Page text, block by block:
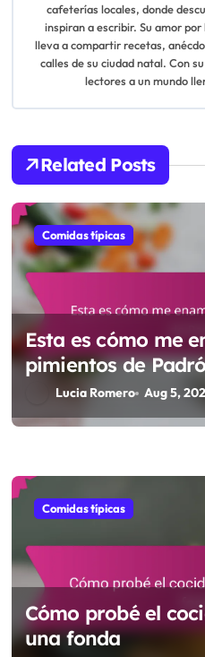
i
o
n
cafeterías locales, donde
inspiran a escribir. Su amor
lleva a compartir recetas,
calles de su ciudad natal. Con
lectores a un mundo
Related Posts
Comidas típicas
Esta es cómo me
pimientos de
Lucia Romero Aug 5,
Comidas típicas
Cómo probé el
una fonda